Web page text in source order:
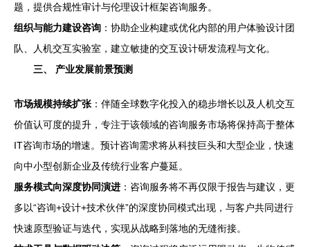
题，提供合规性审计与伦理设计框架咨询服务。
组织与能力建设咨询 ：协助企业构建或优化内部的用户体验设计团
队、人机交互实验室，建立敏捷的交互设计研发流程与文化。
三、 产业发展前景预测
市场规模持续扩张 ：伴随全球数字化投入的稳步增长以及人机交互
价值认可度的提升，专注于该领域的咨询服务市场将保持高于整体
IT咨询市场的增速。预计咨询需求将从科技巨头和大型企业，快速
向中小型创新企业及传统行业客户蔓延。
服务模式向深度协同演进 ：咨询服务将不再仅限于报告与建议，更
多以“咨询+设计+技术伙伴”的深度协同模式出现，与客户共同进行
快速原型验证与迭代，实现从战略到落地的无缝衔接。